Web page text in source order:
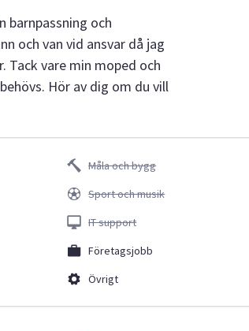
barnpassning och
och van vid ansvar då jag
Tack vare min moped och
Hör av dig om du vill
Måla och bygg
Sport och musik
IT support
Företagsjobb
Övrigt